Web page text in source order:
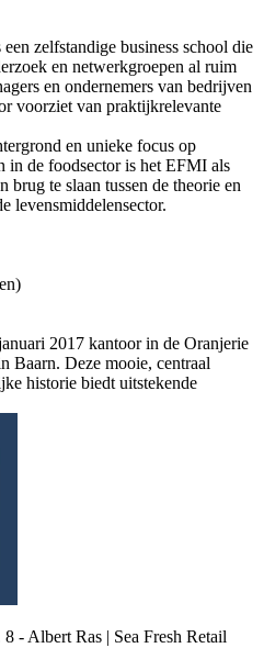
zelfstandige business school die
en netwerkgroepen al ruim
en ondernemers van bedrijven
voorziet van praktijkrelevante
en unieke focus op
in de foodsector is het EFMI als
brug te slaan tussen de theorie en
levensmiddelensector.
2017 kantoor in de Oranjerie
Baarn. Deze mooie, centraal
historie biedt uitstekende
- Albert Ras | Sea Fresh Retail